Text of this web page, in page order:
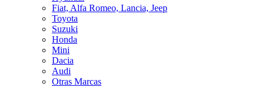
Fiat, Alfa Romeo, Lancia, Jeep
Toyota
Suzuki
Honda
Mini
Dacia
Audi
Otras Marcas